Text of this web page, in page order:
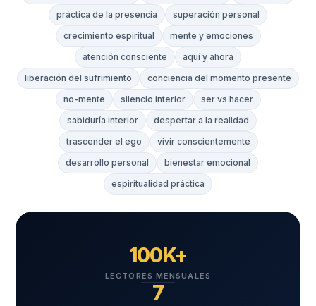
práctica de la presencia
superación personal
crecimiento espiritual
mente y emociones
atención consciente
aquí y ahora
liberación del sufrimiento
conciencia del momento presente
no-mente
silencio interior
ser vs hacer
sabiduría interior
despertar a la realidad
trascender el ego
vivir conscientemente
desarrollo personal
bienestar emocional
espiritualidad práctica
100K+
LECTORES MENSUALES
7